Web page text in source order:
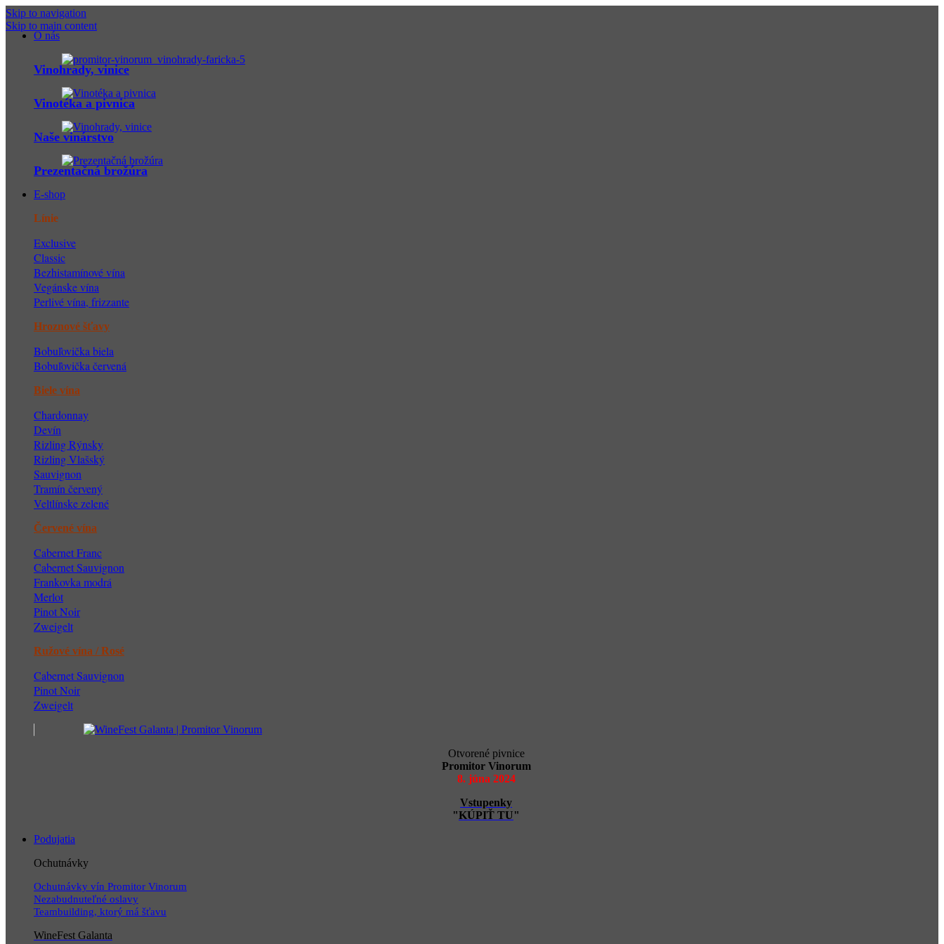
Skip to navigation
Skip to main content
O nás
Vinohrady, vinice
Vinotéka a pivnica
Naše vinárstvo
Prezentačná brožúra
E-shop
Línie
Exclusive
Classic
Bezhistamínové vína
Vegánske vína
Perlivé vína, frizzante
Hroznové šťavy
Bobuľovička biela
Bobuľovička červená
Biele vína
Chardonnay
Devín
Rizling Rýnsky
Rizling Vlašský
Sauvignon
Tramín červený
Veltlínske zelené
Červené vína
Cabernet Franc
Cabernet Sauvignon
Frankovka modrá
Merlot
Pinot Noir
Zweigelt
Ružové vína / Rosé
Cabernet Sauvignon
Pinot Noir
Zweigelt
Otvorené pivnice
Promitor Vinorum
8. júna 2024
Vstupenky
"KÚPIŤ TU"
Podujatia
Ochutnávky
Ochutnávky vín Promitor Vinorum
Nezabudnuteľné oslavy
Teambuilding, ktorý má šťavu
WineFest Galanta